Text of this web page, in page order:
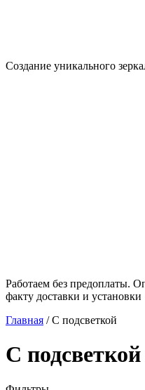
Создание уникального
Работаем без предоплаты.
факту доставки и установки
Главная /С подсветкой
С подсветкой